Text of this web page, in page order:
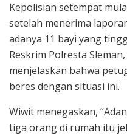
Kepolisian setempat
setelah menerima
adanya 11 bayi yang
Reskrim Polresta
menjelaskan bahwa
beres dengan situasi ini.
Wiwit menegaskan,
tiga orang di rumah itu